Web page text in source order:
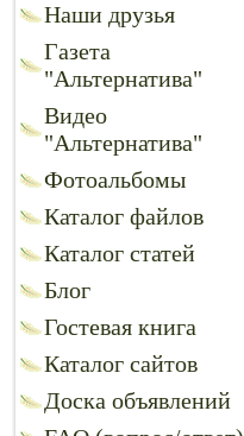
Наши друзья
Газета
"Альтернатива"
Видео
"Альтернатива"
Фотоальбомы
Каталог файлов
Каталог статей
Блог
Гостевая книга
Каталог сайтов
Доска объявлений